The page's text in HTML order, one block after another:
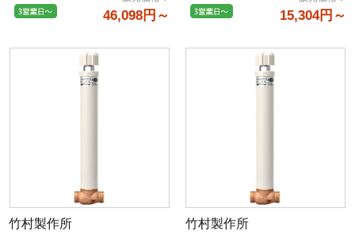
46,098円～ 15,304円～
竹村製作所
竹村製作所